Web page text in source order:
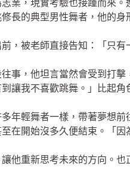
業，現實考驗也接踵而來
長的典型男性舞者，他的
，被老師直接告知：「只有
事，他坦言當然會受到打
讓我不喜歡跳舞。」比起角
年輕舞者一樣，帶著夢想
在開始沒多久便結束。「因
他重新思考未來的方向。